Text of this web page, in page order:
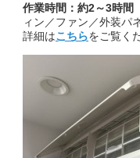
作業時間：約2～3時間
ィン／ファン／外装パ
詳細はこちらをご覧く